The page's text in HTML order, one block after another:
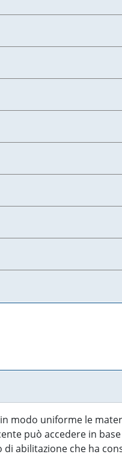
modo uniforme le
può accedere in
abilitazione che ha